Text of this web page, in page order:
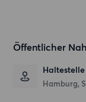
Öffentlicher
Haltestelle
Hamburg,